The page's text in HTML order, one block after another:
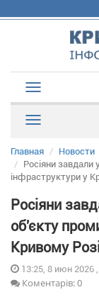
Главная Новости
Росіяни завдали
інфраструктури у
Росіяни
об'єкту
Кривому
13:25, 8 июн 2026
Коментарів: 0